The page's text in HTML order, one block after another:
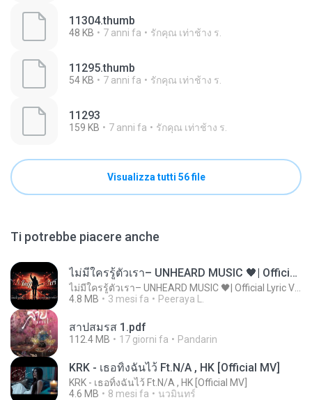
11304.thumb
48 KB 7 anni fa รักคุณ เท่าช้าง ร.
11295.thumb
54 KB 7 anni fa รักคุณ เท่าช้าง ร.
11293
159 KB 7 anni fa รักคุณ เท่าช้าง ร.
Visualizza tutti 56 file
Ti potrebbe piacere anche
ไม่มีใครรู้ตัวเรา– UNHEARD MUSIC 🖤| Official Lyric Video | เพลงสู้ชีวิต
4.8 MB
3 mesi fa Peeraya L.
สาปสมรส 1.pdf
112.4 MB 17 giorni fa Pandarin
KRK - เธอทิ้งฉันไว้ Ft.N/A , HK [Official MV]
KRK - เธอทิ้งฉันไว้ Ft.N/A , HK [Official MV]
4.6 MB
8 mesi fa นวมินทร์